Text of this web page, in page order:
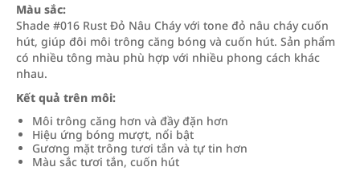
Màu sắc:
Shade #016 Rust Đỏ Nâu Cháy với tone đỏ nâu cháy cuốn
hút, giúp đôi môi trông căng bóng và cuốn hút. Sản phẩm
có nhiều tông màu phù hợp với nhiều phong cách khác
nhau.
Kết quả trên môi:
Môi trông căng hơn và đầy đặn hơn
Hiệu ứng bóng mượt, nổi bật
Gương mặt trông tươi tắn và tự tin hơn
Màu sắc tươi tắn, cuốn hút